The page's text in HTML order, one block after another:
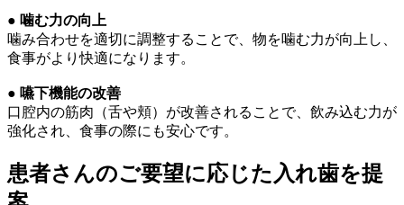
● 噛む力の向上
噛み合わせを適切に調整することで、物を噛む力が向上し、
食事がより快適になります。
● 嚥下機能の改善
口腔内の筋肉（舌や頬）が改善されることで、飲み込む力が
強化され、食事の際にも安心です。
患者さんのご要望に応じた入れ歯を提